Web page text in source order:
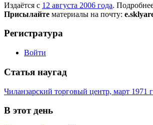
Издаётся с 12 августа 2006 года.
Присылайте материалы на почту:
Регистратура
Войти
Статья наугад
Чиланзарский торговый центр, март 1971
В этот день